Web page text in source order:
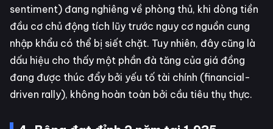
sentiment) đang nghiêng về phòng thủ, khi dòng tiền
đầu cơ chủ động tích lũy trước nguy cơ nguồn cung
nhập khẩu có thể bị siết chặt. Tuy nhiên, đây cũng là
dấu hiệu cho thấy một phần đà tăng của giá đồng
đang được thúc đẩy bởi yếu tố tài chính (financial-
driven rally), không hoàn toàn bởi cầu tiêu thụ thực.